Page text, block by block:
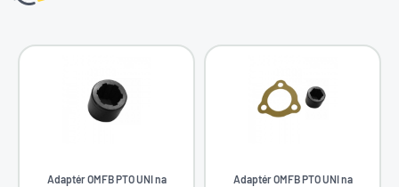
Adaptér OMFB PTO UNI na
Adaptér OMFB PTO UNI na